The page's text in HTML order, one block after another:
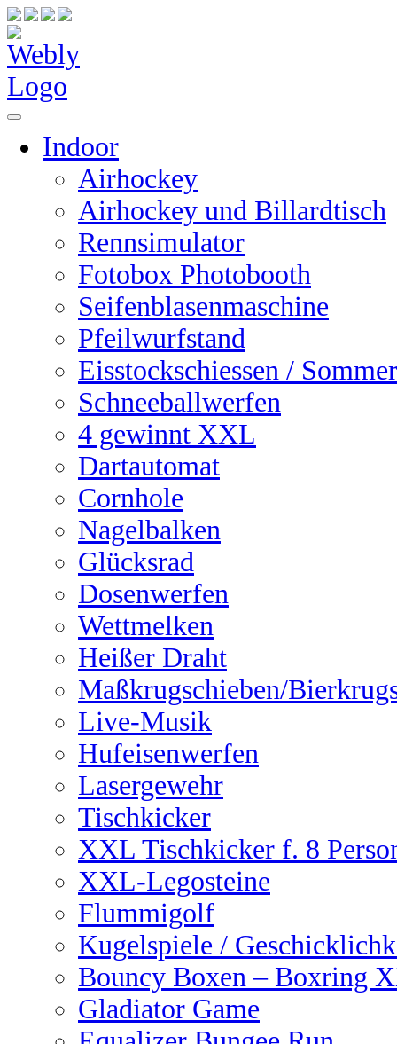
Indoor
Airhockey
Airhockey und Billardtisch
Rennsimulator
Fotobox Photobooth
Seifenblasenmaschine
Pfeilwurfstand
Eisstockschiessen /
Schneeballwerfen
4 gewinnt XXL
Dartautomat
Cornhole
Nagelbalken
Glücksrad
Dosenwerfen
Wettmelken
Heißer Draht
Maßkrugschieben/
Live-Musik
Hufeisenwerfen
Lasergewehr
Tischkicker
XXL Tischkicker f. 8
XXL-Legosteine
Flummigolf
Kugelspiele /
Bouncy Boxen – Boxring
Gladiator Game